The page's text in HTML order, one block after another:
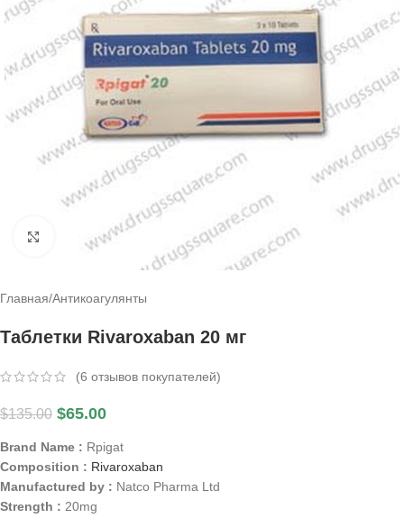
Click to enlarge
Главная/Антикоагулянты
Таблетки Rivaroxaban 20 мг
(6 отзывов покупателей)
$135.00 $65.00
Brand Name : Rpigat
Composition : Rivaroxaban
Manufactured by : Natco Pharma Ltd
Strength : 20mg